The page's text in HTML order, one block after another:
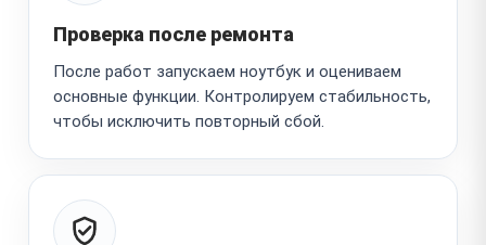
Проверка после ремонта
После работ запускаем ноутбук и оцениваем
основные функции. Контролируем стабильность,
чтобы исключить повторный сбой.